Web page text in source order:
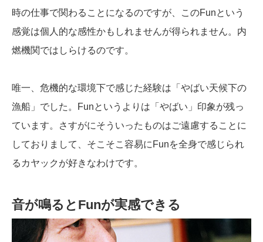
時の仕事で関わることになるのですが、このFunという
感覚は個人的な感性かもしれませんが得られません。内
燃機関ではしらけるのです。
唯一、危機的な環境下で感じた経験は「やばい天候下の
漁船」でした。Funというよりは「やばい」印象が残っ
ています。さすがにそういったものはご遠慮することに
しておりまして、そこそこ容易にFunを全身で感じられ
るカヤックが好きなわけです。
音が鳴るとFunが実感できる